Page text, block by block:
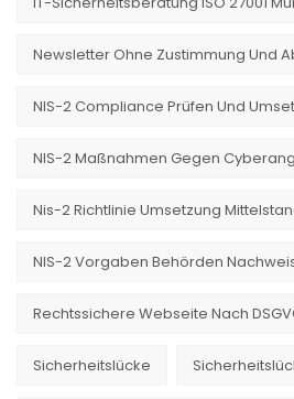
Newsletter Ohne Zustimmung Und
NIS-2 Compliance Prüfen Und
NIS-2 Maßnahmen Gegen
Nis-2 Richtlinie Umsetzung
NIS-2 Vorgaben Behörden
Rechtssichere Webseite Nach
Sicherheitslücke